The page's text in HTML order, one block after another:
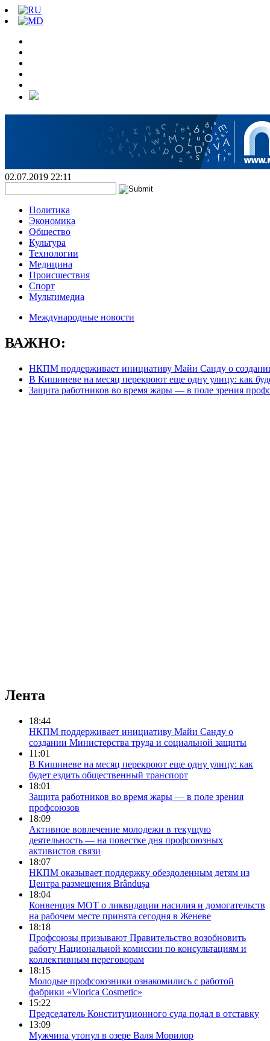
02.07.2019 22:11
Политика
Экономика
Общество
Культура
Технологии
Медицина
Происшествия
Спорт
Мультимедиа
Международные новости
ВАЖНО:
НКПМ поддерживает инициативу Майи Санду о
В Кишиневе на месяц перекроют еще одну улицу: как
Защита работников во время жары — в поле зрения
Лента
18:44
НКПМ поддерживает инициативу Майи Санду о
создании Министерства труда и социальной защиты
11:01
В Кишиневе на месяц перекроют еще одну улицу: как
будет ездить общественный транспорт
18:01
Защита работников во время жары — в поле зрения
профсоюзов
18:09
Активное вовлечение молодежи в текущую
деятельность — на повестке дня профсоюзных
активистов связи
18:07
НКПМ оказывает поддержку обездоленным детям из
Центра размещения Brândușa
18:04
Конвенция МОТ о ликвидации насилия и домогательств
на рабочем месте принята сегодня в Женеве
18:18
Профсоюзы призывают Правительство возобновить
работу Национальной комиссии по консультациям и
коллективным переговорам
18:15
Молодые профсоюзники ознакомились с работой
фабрики «Viorica Cosmetic»
15:22
Председатель Конституционного cуда подал в отставку
13:09
Мужчина утонул в озере Валя Морилор